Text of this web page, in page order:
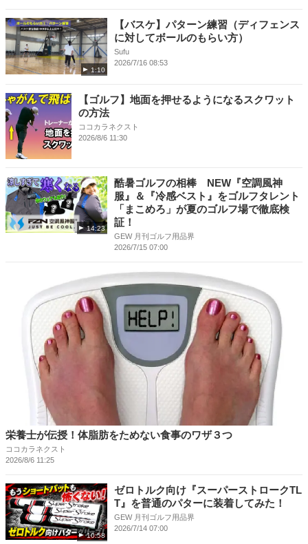
1:10
【バスケ】パターン練習（ディフェンス
に対してボールのもらい方）
Sufu
2026/7/16 08:53
【ゴルフ】地面を押せるようになるスクワット
の方法
ココカラネクスト
2026/8/6 11:30
14:23
酷暑ゴルフの相棒 NEW『空調風神
服』＆『冷感ベスト』をゴルフタレント
「まこめろ」が夏のゴルフ場で徹底検
証！
GEW 月刊ゴルフ用品界
2026/7/15 07:00
栄養士が伝授！体脂肪をためない食事のワザ３つ
ココカラネクスト
2026/8/6 11:25
10:58
ゼロトルク向け『スーパーストロークTL
T』を普通のパターに装着してみた！
GEW 月刊ゴルフ用品界
2026/7/14 07:00